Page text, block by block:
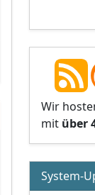
Wir
mit über
System-